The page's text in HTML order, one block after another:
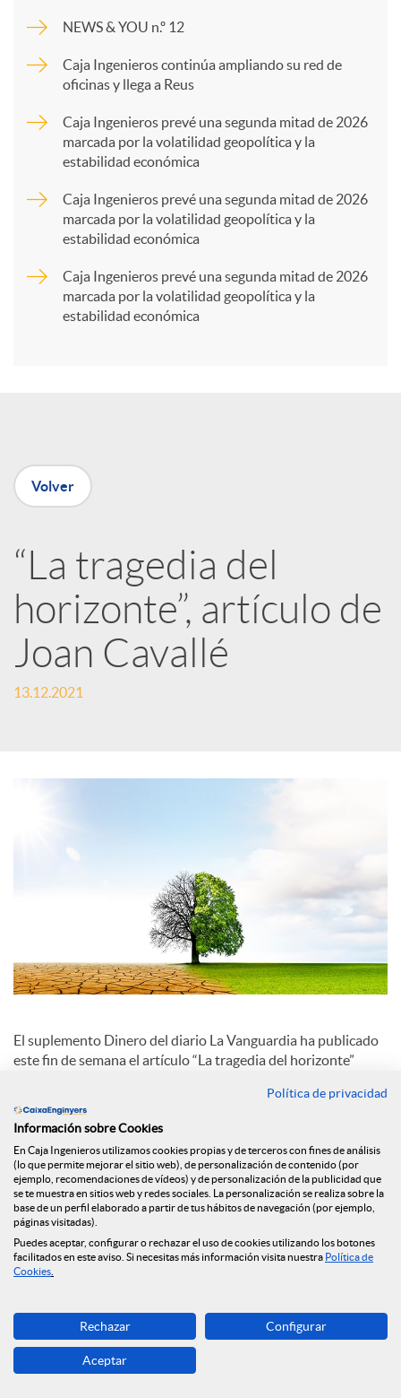
p
a
n
e
d
e
i
a
l
e
s
NEWS & YOU n.º 12
Caja Ingenieros continúa ampliando su red de
oficinas y llega a Reus
Caja Ingenieros prevé una segunda mitad de 2026
marcada por la volatilidad geopolítica y la
estabilidad económica
Caja Ingenieros prevé una segunda mitad de 2026
marcada por la volatilidad geopolítica y la
estabilidad económica
Caja Ingenieros prevé una segunda mitad de 2026
marcada por la volatilidad geopolítica y la
estabilidad económica
Volver
“La tragedia del
horizonte”, artículo de
Joan Cavallé
13.12.2021
El suplemento Dinero del diario La Vanguardia ha publicado
este fin de semana el artículo “La tragedia del horizonte”
Ingenieros, en el que hace referencia precisamente a este
término acuñado por Mark Carney, gobernador del Banco de
el cambio climático como “la tragedia del horizonte”.
Al final de su artículo, Joan Cavallé concluye con una firme
petición, totalmente alineada con los valores y ADN del
Grupo Caja de Ingenieros: “Es necesario que todas las
entidades del sector bancario hagamos un llamamiento a las
administraciones para que faciliten al máximo la ejecución de
sostenibilidad. Solo así, con el compromiso colectivo,
conseguiremos el cambio que esperamos para las sociedades
futuras y, como bien decía Carney, acabaremos con la
tragedia del horizonte.”
Política de privacidad
Información sobre Cookies
En Caja Ingenieros utilizamos cookies propias y de terceros con fines de análisis
(lo que permite mejorar el sitio web), de personalización de contenido (por
ejemplo, recomendaciones de vídeos) y de personalización de la publicidad que
se te muestra en sitios web y redes sociales. La personalización se realiza sobre la
base de un perfil elaborado a partir de tus hábitos de navegación (por ejemplo,
páginas visitadas).
Puedes aceptar, configurar o rechazar el uso de cookies utilizando los botones
facilitados en este aviso. Si necesitas más información visita nuestra Política de
Cookies
Rechazar Configurar
Aceptar